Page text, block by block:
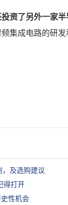
资了另外一家
集成电路的研
，及选购建议
得打开
性机会